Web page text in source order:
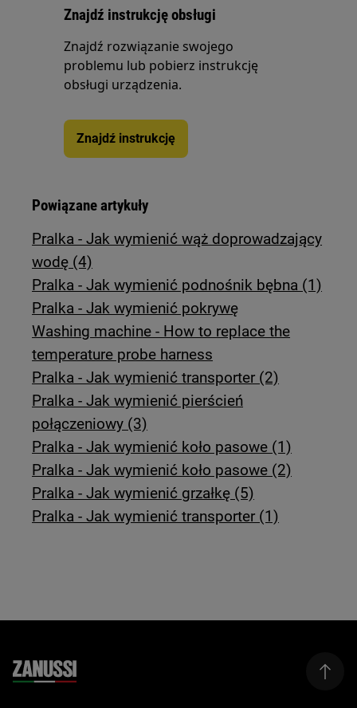
Znajdź instrukcję obsługi
Znajdź rozwiązanie swojego
problemu lub pobierz instrukcję
obsługi urządzenia.
Znajdź instrukcję
Powiązane artykuły
Pralka - Jak wymienić wąż doprowadzający
wodę (4)
Pralka - Jak wymienić podnośnik bębna (1)
Pralka - Jak wymienić pokrywę
Washing machine - How to replace the
temperature probe harness
Pralka - Jak wymienić transporter (2)
Pralka - Jak wymienić pierścień
połączeniowy (3)
Pralka - Jak wymienić koło pasowe (1)
Pralka - Jak wymienić koło pasowe (2)
Pralka - Jak wymienić grzałkę (5)
Pralka - Jak wymienić transporter (1)